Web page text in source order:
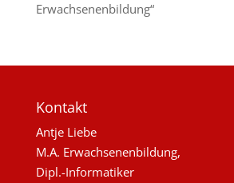
Erwachsenenbildung“
Kontakt
Antje Liebe
M.A. Erwachsenenbildung,
Dipl.-Informatiker